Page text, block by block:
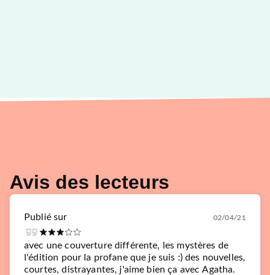
Avis des lecteurs
Publié sur 02/04/21
avec une couverture différente, les mystères de
l'édition pour la profane que je suis :) des nouvelles,
courtes, distrayantes, j'aime bien ça avec Agatha.